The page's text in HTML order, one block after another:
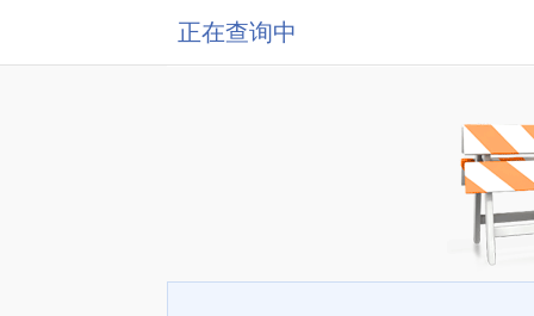
正在查询中